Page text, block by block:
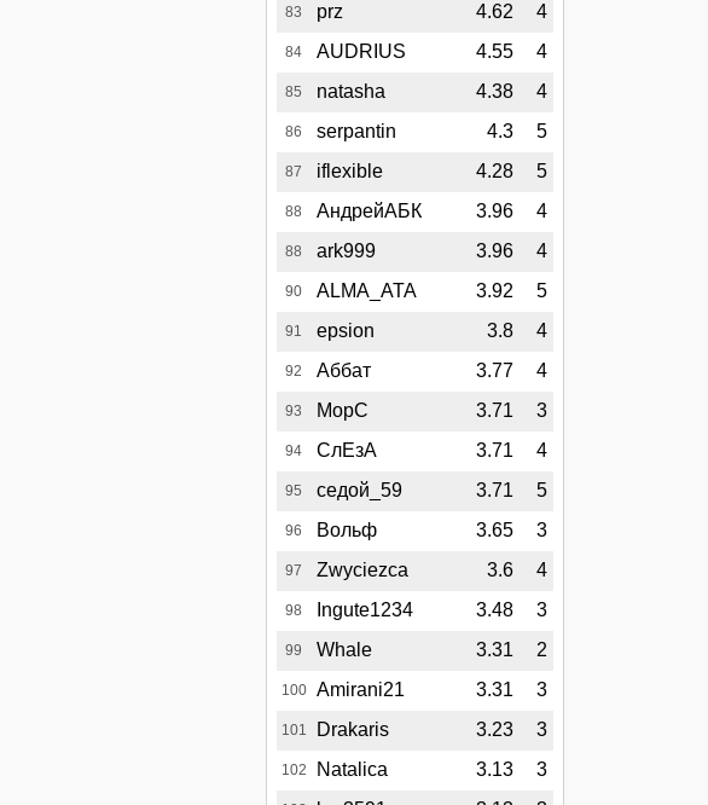
83 prz 4.62 4
84 AUDRIUS 4.55 4
85 natasha 4.38 4
86 serpantin 4.3 5
87 iflexible 4.28 5
88 АндрейАБК 3.96 4
88 ark999 3.96 4
90 ALMA_ATA 3.92 5
91 epsion 3.8 4
92 Аббат 3.77 4
93 MopC 3.71 3
94 СлЕзА 3.71 4
95 седой_59 3.71 5
96 Вольф 3.65 3
97 Zwyciezca 3.6 4
98 Ingute1234 3.48 3
99 Whale 3.31 2
100 Amirani21 3.31 3
101 Drakaris 3.23 3
102 Natalica 3.13 3